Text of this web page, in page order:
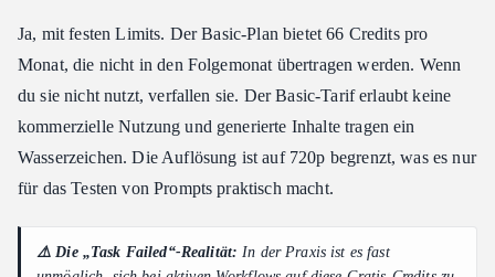
Ja, mit festen Limits. Der Basic-Plan bietet 66 Credits pro
Monat, die nicht in den Folgemonat übertragen werden. Wenn
du sie nicht nutzt, verfallen sie. Der Basic-Tarif erlaubt keine
kommerzielle Nutzung und generierte Inhalte tragen ein
Wasserzeichen. Die Auflösung ist auf 720p begrenzt, was es nur
für das Testen von Prompts praktisch macht.
⚠️ Die „Task Failed“-Realität: In der Praxis ist es fast